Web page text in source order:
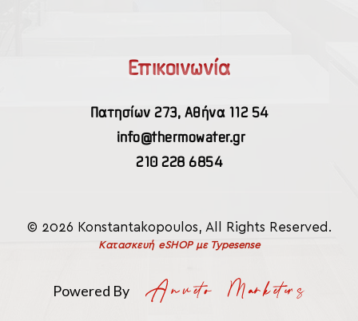
Επικοινωνία
Πατησίων 273, Αθήνα 112 54
info@thermowater.gr
210 228 6854
© 2026 Konstantakopoulos, All Rights Reserved.
Κατασκευή eSHOPμε Typesense
Powered By